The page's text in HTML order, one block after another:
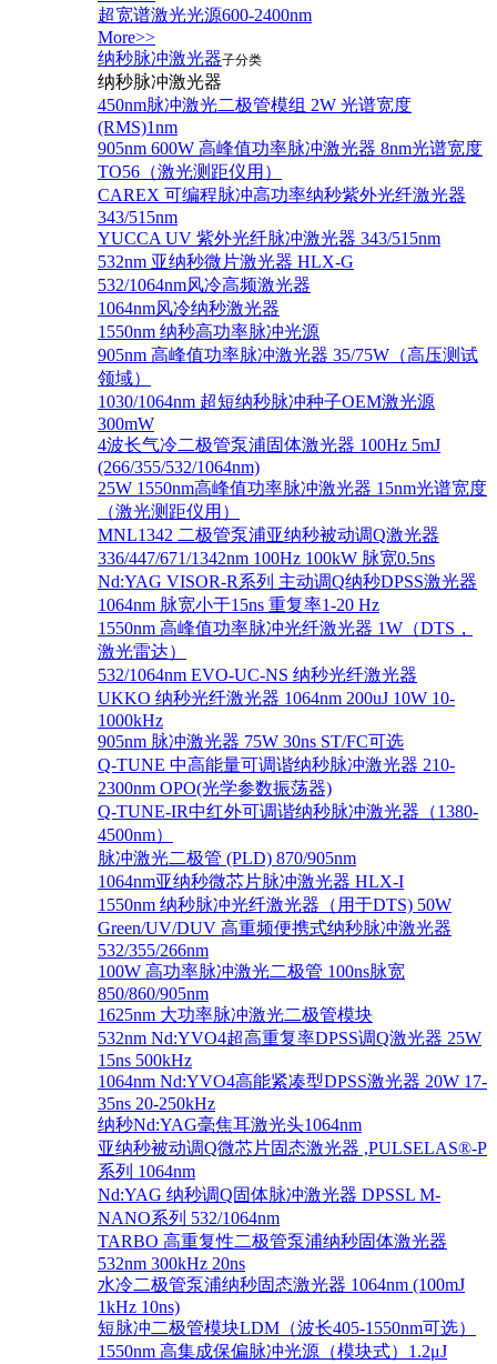
超宽谱激光光源600-2400nm
More>>
纳秒脉冲激光器子分类
纳秒脉冲激光器
450nm脉冲激光二极管模组 2W 光谱宽度
(RMS)1nm
905nm 600W 高峰值功率脉冲激光器 8nm光谱宽度
TO56（激光测距仪用）
CAREX 可编程脉冲高功率纳秒紫外光纤激光器
343/515nm
YUCCA UV 紫外光纤脉冲激光器 343/515nm
532nm 亚纳秒微片激光器 HLX-G
532/1064nm风冷高频激光器
1064nm风冷纳秒激光器
1550nm 纳秒高功率脉冲光源
905nm 高峰值功率脉冲激光器 35/75W（高压测试
领域）
1030/1064nm 超短纳秒脉冲种子OEM激光源
300mW
4波长气冷二极管泵浦固体激光器 100Hz 5mJ
(266/355/532/1064nm)
25W 1550nm高峰值功率脉冲激光器 15nm光谱宽度
（激光测距仪用）
MNL1342 二极管泵浦亚纳秒被动调Q激光器
336/447/671/1342nm 100Hz 100kW 脉宽0.5ns
Nd:YAG VISOR-R系列 主动调Q纳秒DPSS激光器
1064nm 脉宽小于15ns 重复率1-20 Hz
1550nm 高峰值功率脉冲光纤激光器 1W（DTS，
激光雷达）
532/1064nm EVO-UC-NS 纳秒光纤激光器
UKKO 纳秒光纤激光器 1064nm 200uJ 10W 10-
1000kHz
905nm 脉冲激光器 75W 30ns ST/FC可选
Q-TUNE 中高能量可调谐纳秒脉冲激光器 210-
2300nm OPO(光学参数振荡器)
Q-TUNE-IR中红外可调谐纳秒脉冲激光器（1380-
4500nm）
脉冲激光二极管 (PLD) 870/905nm
1064nm亚纳秒微芯片脉冲激光器 HLX-I
1550nm 纳秒脉冲光纤激光器（用于DTS) 50W
Green/UV/DUV 高重频便携式纳秒脉冲激光器
532/355/266nm
100W 高功率脉冲激光二极管 100ns脉宽
850/860/905nm
1625nm 大功率脉冲激光二极管模块
532nm Nd:YVO4超高重复率DPSS调Q激光器 25W
15ns 500kHz
1064nm Nd:YVO4高能紧凑型DPSS激光器 20W 17-
35ns 20-250kHz
纳秒Nd:YAG毫焦耳激光头1064nm
亚纳秒被动调Q微芯片固态激光器 ,PULSELAS®-P
系列 1064nm
Nd:YAG 纳秒调Q固体脉冲激光器 DPSSL M-
NANO系列 532/1064nm
TARBO 高重复性二极管泵浦纳秒固体激光器
532nm 300kHz 20ns
水冷二极管泵浦纳秒固态激光器 1064nm (100mJ
1kHz 10ns)
短脉冲二极管模块LDM（波长405-1550nm可选）
1550nm 高集成保偏脉冲光源（模块式）1.2μJ